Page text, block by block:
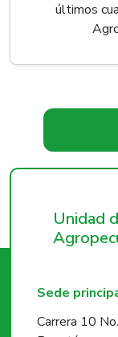
últimos
Unidad
Sede
Carrera 10